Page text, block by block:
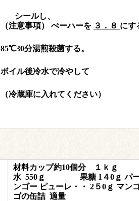
シールし、
（注意事項） ぺーハーを ３．８ にす
85℃30分湯煎殺菌する。
ボイル後冷水で冷やして
（冷蔵庫に入れてください）
材料カップ約10個分 １ｋ
水 550ｇ 果糖 1４0ｇ
ンゴー ピューレ・・ 2５0ｇ マン
ゴの缶詰 適量